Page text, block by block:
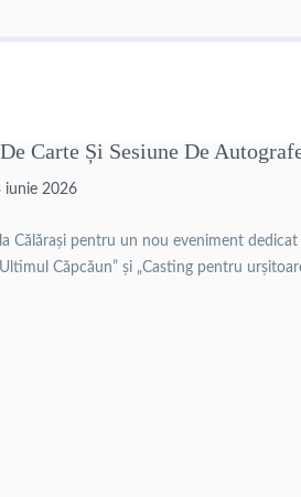
Carte Și Sesiune De
iunie 2026
Călărași pentru un nou eveniment
Căpcăun” și „Casting pentru